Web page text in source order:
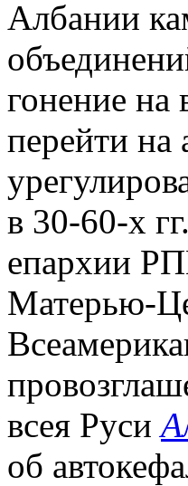
Албании
гонение
перейти на
в 30-60-х
епархии
Матерью-
всея Руси
об